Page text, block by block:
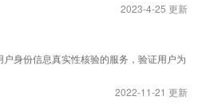
2023-4-25 更新
身份信息真实性核验的服务，验证用户为
2022-11-21 更新